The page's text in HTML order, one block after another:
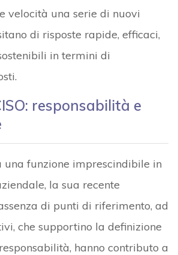
velocità una serie di nuovi
di risposte rapide, efficaci,
in termini di
responsabilità e
una funzione imprescindibile in
la sua recente
di punti di riferimento, ad
che supportino la definizione
hanno contributo a